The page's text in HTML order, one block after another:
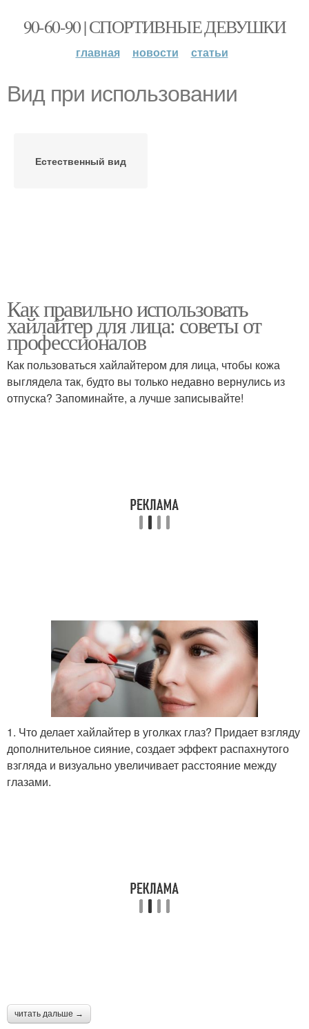
90-60-90 | СПОРТИВНЫЕ ДЕВУШКИ
главная новости статьи
Вид при использовании
Естественный вид
Как правильно использовать
хайлайтер для лица: советы от
профессионалов
Как пользоваться хайлайтером для лица, чтобы кожа
выглядела так, будто вы только недавно вернулись из
отпуска? Запоминайте, а лучше записывайте!
1. Что делает хайлайтер в уголках глаз? Придает взгляду
дополнительное сияние, создает эффект распахнутого
взгляда и визуально увеличивает расстояние между
глазами.
читать дальше →